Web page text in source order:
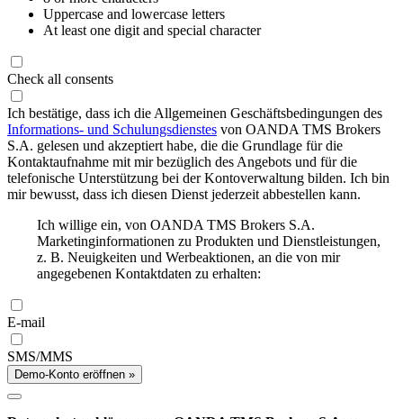
Uppercase and lowercase letters
At least one digit and special character
Check all consents
Ich bestätige, dass ich die Allgemeinen Geschäftsbedingungen des
Informations- und Schulungsdienstes von OANDA TMS Brokers
S.A. gelesen und akzeptiert habe, die die Grundlage für die
Kontaktaufnahme mit mir bezüglich des Angebots und für die
telefonische Unterstützung bei der Kontoverwaltung bilden. Ich bin
mir bewusst, dass ich diesen Dienst jederzeit abbestellen kann.
Ich willige ein, von OANDA TMS Brokers S.A.
Marketinginformationen zu Produkten und Dienstleistungen,
z. B. Neuigkeiten und Werbeaktionen, an die von mir
angegebenen Kontaktdaten zu erhalten:
E-mail
SMS/MMS
Demo-Konto eröffnen »